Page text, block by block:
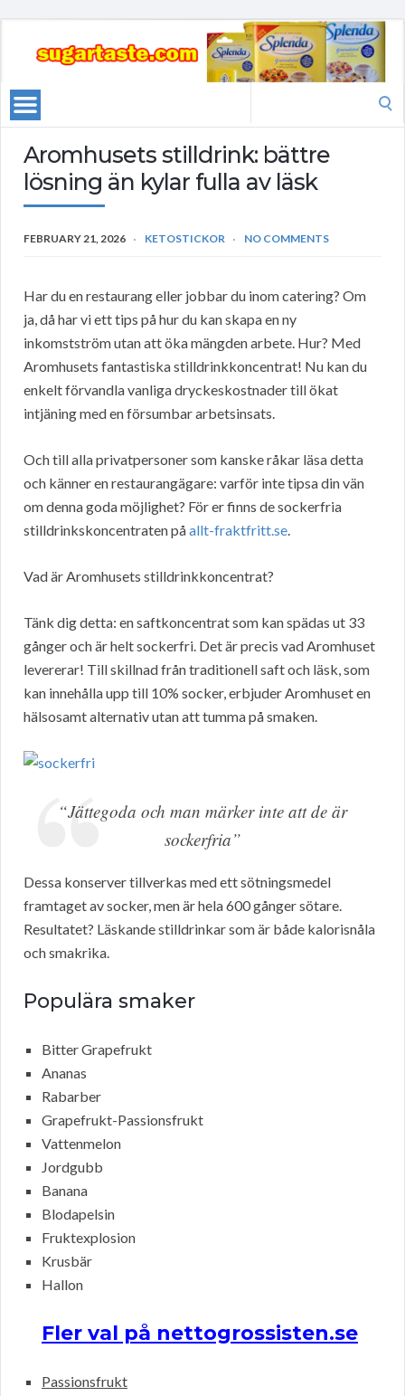
Aromhusets stilldrink: bättre
lösning än kylar fulla av läsk
FEBRUARY 21, 2026 KETOSTICKOR NO COMMENTS
Har du en restaurang eller jobbar du inom catering? Om
ja, då har vi ett tips på hur du kan skapa en ny
inkomstström utan att öka mängden arbete. Hur? Med
Aromhusets fantastiska stilldrinkkoncentrat! Nu kan du
enkelt förvandla vanliga dryckeskostnader till ökat
intjäning med en försumbar arbetsinsats.
Och till alla privatpersoner som kanske råkar läsa detta
och känner en restaurangägare: varför inte tipsa din vän
om denna goda möjlighet? För er finns de sockerfria
stilldrinkskoncentraten påallt-fraktfritt.se.
Vad är Aromhusets stilldrinkkoncentrat?
Tänk dig detta: en saftkoncentrat som kan spädas ut 33
gånger och är helt sockerfri. Det är precis vad Aromhuset
levererar! Till skillnad från traditionell saft och läsk, som
kan innehålla upp till 10% socker, erbjuder Aromhuset en
hälsosamt alternativ utan att tumma på smaken.
“Jättegoda och man märker inte att de är
sockerfria”
Dessa konserver tillverkas med ett sötningsmedel
framtaget av socker, men är hela 600 gånger sötare.
Resultatet? Läskande stilldrinkar som är både kalorisnåla
och smakrika.
Populära smaker
Bitter Grapefrukt
Ananas
Rabarber
Grapefrukt-Passionsfrukt
Vattenmelon
Jordgubb
Banana
Blodapelsin
Fruktexplosion
Krusbär
Hallon
Fler val på nettogrossisten.se
Passionsfrukt